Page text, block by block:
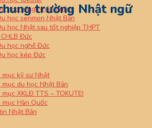
học tiếng Nhật 1 năm
học senmon Nhật Bản
học Nhật sau tốt nghiệp THPT
Đức
học nghề Đức
học kép Đức
mục kỹ sư Nhật
mục du học Nhật Bản
mục XKLĐ TTS – TOKUTEI
mục Hàn Quốc
Nhật Bản
trường Nhật ngữ